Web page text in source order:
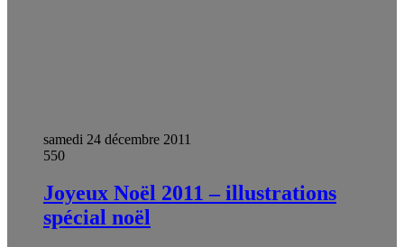
samedi 24 décembre 2011
550
Joyeux Noël 2011 – illustrations
spécial noël